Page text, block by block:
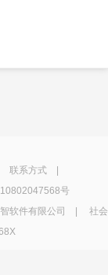
联系方式|
号
智软件有限公司 | 社会